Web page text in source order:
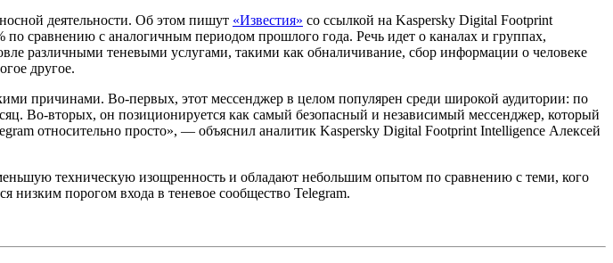
деятельности. Об этом пишут «Известия» со ссылкой на Kaspersky Digital Footprint
сравнению с аналогичным периодом прошлого года. Речь идет о каналах и группах,
различными теневыми услугами, такими как обналичивание, сбор информации о человеке
другое.
причинами. Во-первых, этот мессенджер в целом популярен среди широкой аудитории: по
Во-вторых, он позиционируется как самый безопасный и независимый мессенджер, который
относительно просто», — объяснил аналитик Kaspersky Digital Footprint Intelligence Алексей
техническую изощренность и обладают небольшим опытом по сравнению с теми, кого
низким порогом входа в теневое сообщество Telegram.